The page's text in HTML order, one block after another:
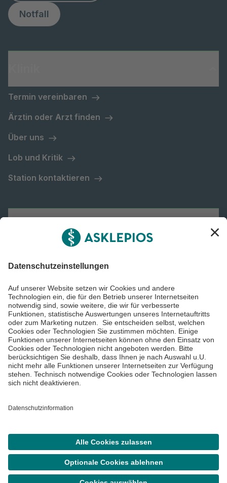
Notfall
Termin vereinbaren
Ärztin oder Arzt finden
Über uns
Lob und Kritik
Station kontaktieren
Asklepios Gruppe
Impressum
©Asklepios Kliniken GmbH & Co. KGaA 2026